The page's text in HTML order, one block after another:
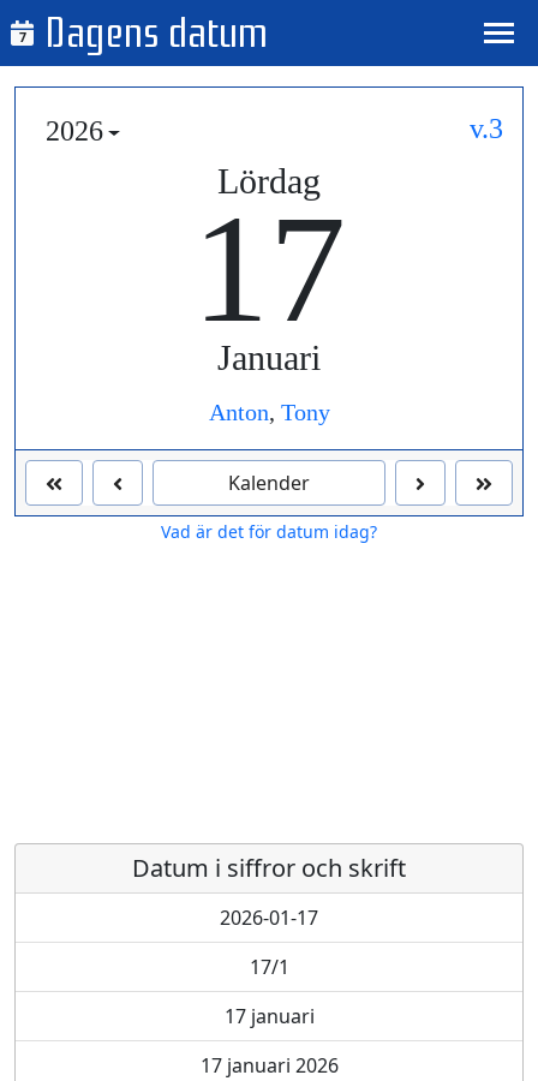
7 Dagens datum
2026 v.3
Lördag
17
Januari
Anton, Tony
Kalender
Vad är det för datum idag?
Datum i siffror och skrift
2026-01-17
17/1
17 januari
17 januari 2026